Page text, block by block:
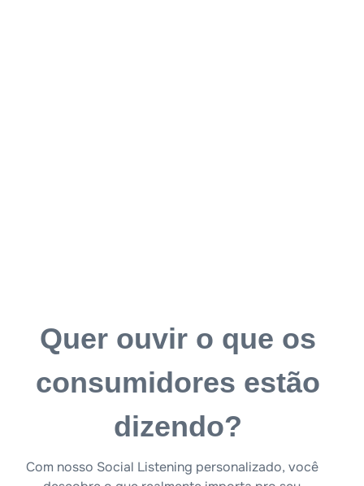
Quer ouvir o que os
consumidores estão
dizendo?
Com nosso Social Listening personalizado, você